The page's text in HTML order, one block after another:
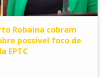
Robaina cobram
possível foco de
EPTC